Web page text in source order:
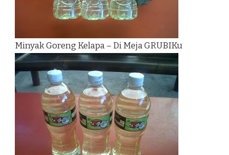
Minyak Goreng Kelapa – Di Meja GRUBIKu